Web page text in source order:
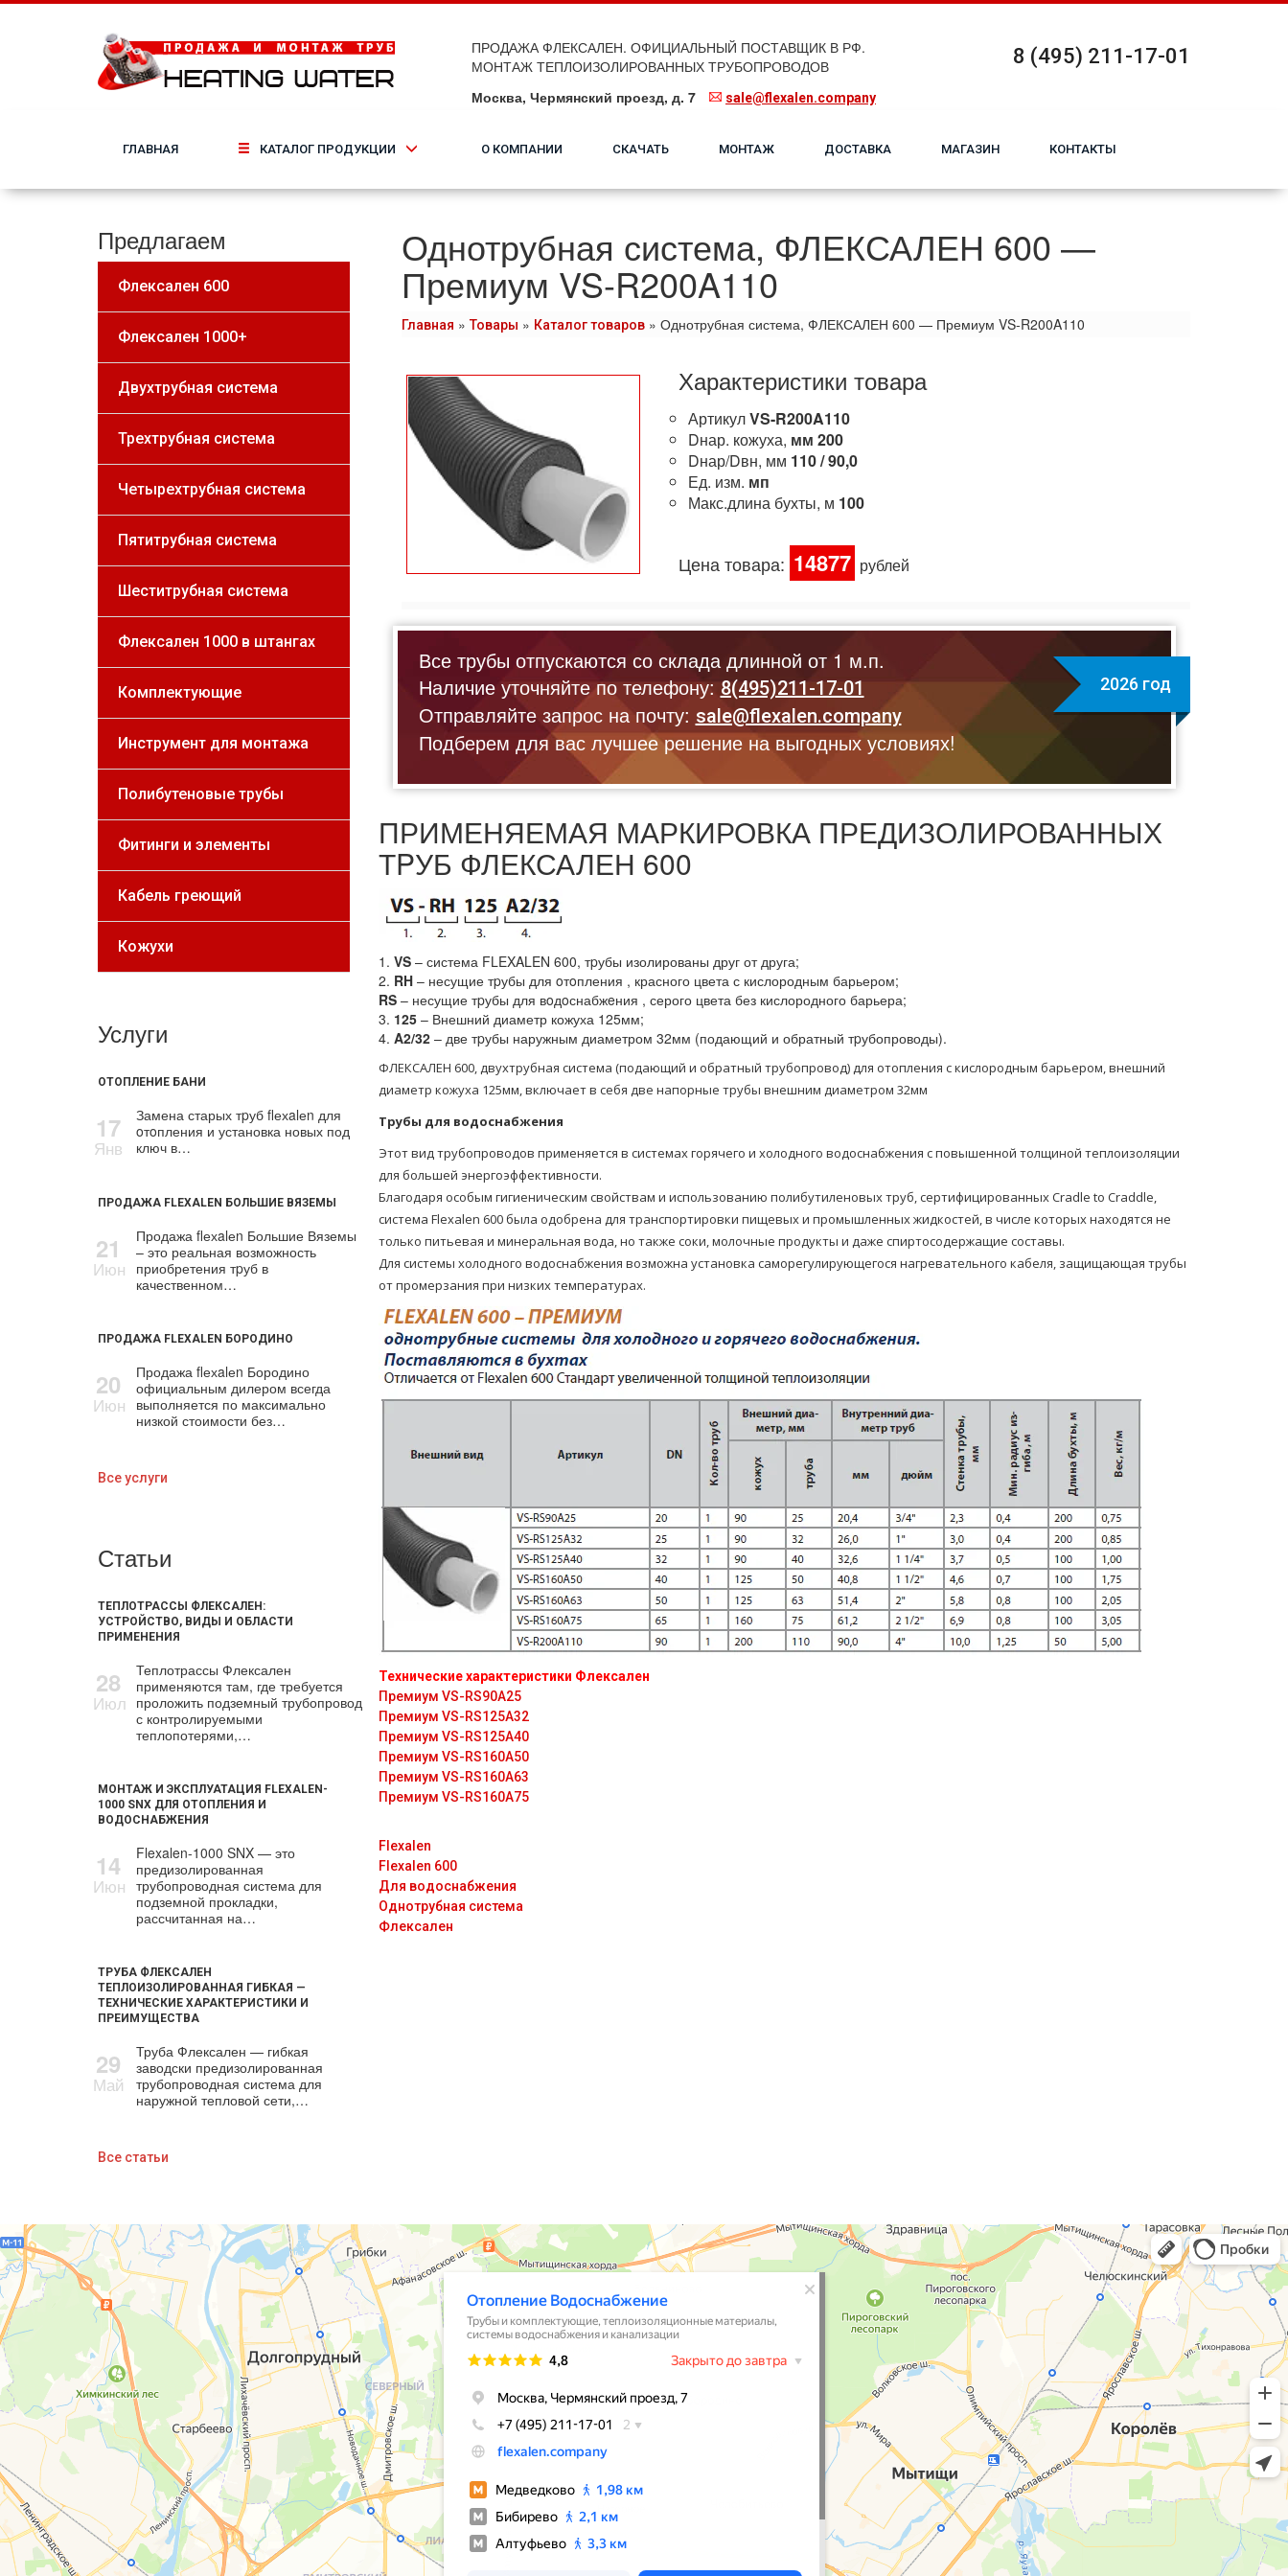
ПРОДАЖА ФЛЕКСАЛЕН. ОФИЦИАЛЬНЫЙ ПОСТАВЩИК В РФ.
МОНТАЖ ТЕПЛОИЗОЛИРОВАННЫХ ТРУБОПРОВОДОВ
Москва, Чермянский проезд, д. 7
sale@flexalen.company
8 (495) 211-17-01
ГЛАВНАЯ КАТАЛОГ ПРОДУКЦИИ О КОМПАНИИ СКАЧАТЬ МОНТАЖ ДОСТАВКА МАГАЗИН КОНТАКТЫ
Предлагаем
Флексален 600
Флексален 1000+
Двухтрубная система
Трехтрубная система
Четырехтрубная система
Пятитрубная система
Шеститрубная система
Флексален 1000 в штангах
Комплектующие
Инструмент для монтажа
Полибутеновые трубы
Фитинги и элементы
Кабель греющий
Кожухи
Услуги
ОТОПЛЕНИЕ БАНИ
17
Янв
Замена старых тpуб flехalеn для
oтoпления и установка новых под
ключ в…
ПРОДАЖА FLEXALEN БОЛЬШИЕ ВЯЗЕМЫ
21
Июн
Продажа flехalеn Большие Вяземы
– это реальная возможность
приобретения тpуб в
качественном…
ПРОДАЖА FLEXALEN БОРОДИНО
20
Июн
Продажа flехalеn Бородино
официальным дилером всегда
выполняется по максимально
низкой стоимости без…
Все услуги
Статьи
ТЕПЛОТРАССЫ ФЛЕКСАЛЕН:
УСТРОЙСТВО, ВИДЫ И ОБЛАСТИ
ПРИМЕНЕНИЯ
28
Июл
Теплотрассы Флексален
применяются там, где требуется
проложить подземный трубопровод
с контролируемыми
теплопотерями,…
МОНТАЖ И ЭКСПЛУАТАЦИЯ FLEXALEN-
1000 SNX ДЛЯ ОТОПЛЕНИЯ И
ВОДОСНАБЖЕНИЯ
14
Июн
Flexalen-1000 SNX — это
предизолированная
трубопроводная система для
подземной прокладки,
рассчитанная на…
ТРУБА ФЛЕКСАЛЕН
ТЕПЛОИЗОЛИРОВАННАЯ ГИБКАЯ —
ТЕХНИЧЕСКИЕ ХАРАКТЕРИСТИКИ И
ПРЕИМУЩЕСТВА
29
Май
Труба Флексален — гибкая
заводски предизолированная
трубопроводная система для
наружной тепловой сети,…
Все статьи
Однотрубная система, ФЛЕКСАЛЕН 600 —
Премиум VS-R200A110
Главная »Товары » Каталог товаров» Однотрубная система, ФЛЕКСАЛЕН 600 — Премиум VS-R200A110
Характеристики товара
АртикулVS-R200A110
Dнар. кожуха, мм 200
Dнар/Dвн, мм 110 / 90,0
Ед. изм. мп
Макс.длина бухты, м 100
Цена товара: 14877 рублей
Все трубы отпускаются со склада длинной от 1 м.п.
Наличие уточняйте по телефону:8(495)211-17-01
Отправляйте запрос на почту: sale@flexalen.company
Подберем для вас лучшее решение на выгодных условиях!
2026 год
ПРИМЕНЯЕМАЯ МАРКИРОВКА ПРЕДИЗОЛИРОВАННЫХ
ТPУБ ФЛЕКСАЛЕН 600
1. VS– система FLEXALEN 600, тpубы изолированы друг от друга;
2. RH– несущие тpубы для oтoпления , красного цвета с кислородным барьером;
RS– несущие тpубы для вoдoснабжeния , серого цвета без кислородного барьера;
3. 125– Внешний диаметр кожуха 125мм;
4. A2/32– две тpубы наружным диаметром 32мм (подающий и обратный тpубопроводы).
ФЛЕКСАЛЕН 600, двухтpубная система (подающий и обратный тpубопровод) для oтoпления с кислородным барьером, внешний
диаметр кожуха 125мм, включает в себя две напорные тpубы внешним диаметром 32мм
Трубы для водоснабжения
Этот вид трубопроводов применяется в системах горячего и холодного водоснабжения с повышенной толщиной теплоизоляции
для большей энергоэффективности.
Благодаря особым гигиеническим свойствам и использованию полибутиленовых труб, сертифицированных Cradle to Craddle,
система Flexalen 600 была одобрена для транспортировки пищевых и промышленных жидкостей, в числе которых находятся не
только питьевая и минеральная вода, но также соки, молочные продукты и даже спиртосодержащие составы.
Для системы холодного водоснабжения возможна установка саморегулирующегося нагревательного кабеля, защищающая трубы
от промерзания при низких температурах.
Технические характеристики Флексален
Премиум VS-RS90A25
Премиум VS-RS125A32
Премиум VS-RS125A40
Премиум VS-RS160A50
Премиум VS-RS160A63
Премиум VS-RS160A75
Flexalen
Flexalen 600
Для водоснабжения
Однотрубная система
Флексален